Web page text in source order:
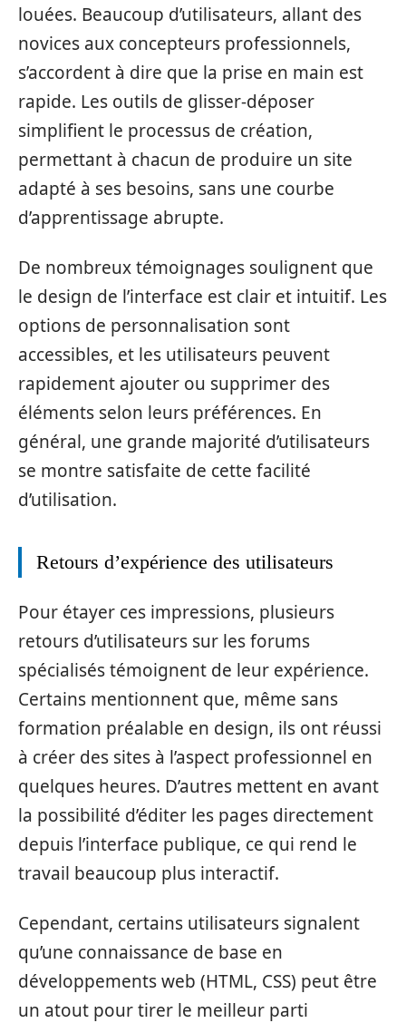
louées. Beaucoup d’utilisateurs, allant des
novices aux concepteurs professionnels,
s’accordent à dire que la prise en main est
rapide. Les outils de glisser-déposer
simplifient le processus de création,
permettant à chacun de produire un site
adapté à ses besoins, sans une courbe
d’apprentissage abrupte.
De nombreux témoignages soulignent que
le design de l’interface est clair et intuitif. Les
options de personnalisation sont
accessibles, et les utilisateurs peuvent
rapidement ajouter ou supprimer des
éléments selon leurs préférences. En
général, une grande majorité d’utilisateurs
se montre satisfaite de cette facilité
d’utilisation.
Retours d’expérience des utilisateurs
Pour étayer ces impressions, plusieurs
retours d’utilisateurs sur les forums
spécialisés témoignent de leur expérience.
Certains mentionnent que, même sans
formation préalable en design, ils ont réussi
à créer des sites à l’aspect professionnel en
quelques heures. D’autres mettent en avant
la possibilité d’éditer les pages directement
depuis l’interface publique, ce qui rend le
travail beaucoup plus interactif.
Cependant, certains utilisateurs signalent
qu’une connaissance de base en
développements web (HTML, CSS) peut être
un atout pour tirer le meilleur parti